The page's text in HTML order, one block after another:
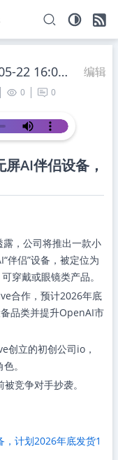
Thursday 编辑
0 0
AI伴侣设备，
，公司将推出一款小
伴侣”设备，被定位为
穿戴或眼镜类产品。
合作，预计2026年底
品类并提升OpenAI市
创立的初创公司io，
。
竞争对手抄袭。
，计划2026年底发货1